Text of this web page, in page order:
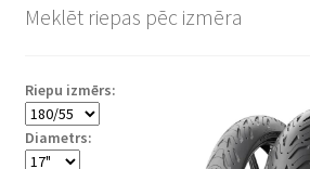
Meklēt riepas pēc izmēra
Riepu izmērs:
Diametrs: